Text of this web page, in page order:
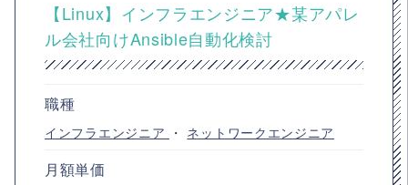
【Linux】インフラエンジニア★某アパレ
ル会社向けAnsible自動化検討
職種
インフラエンジニア ・ ネットワークエンジニア
月額単価